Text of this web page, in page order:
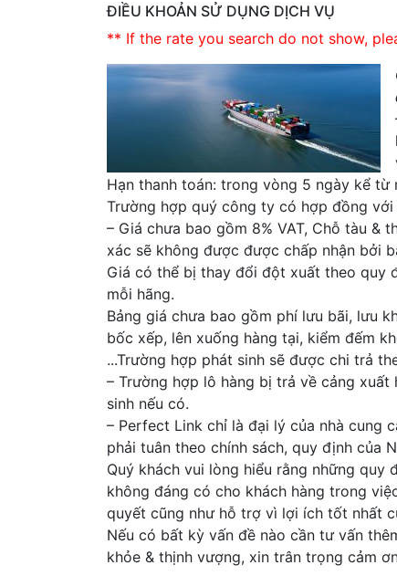
ĐIỀU KHOẢN SỬ DỤNG DỊCH VỤ
** If the rate you search do not show,
Hạn thanh toán: trong vòng 5 ngày kể từ
Trường hợp quý công ty có hợp đồng
– Giá chưa bao gồm 8% VAT, Chỗ tàu &
xác sẽ không được được chấp nhận bởi
Giá có thể bị thay đổi đột xuất theo quy
mỗi hãng.
Bảng giá chưa bao gồm phí lưu bãi, lưu
bốc xếp, lên xuống hàng tại, kiểm đếm
...Trường hợp phát sinh sẽ được chi trả
– Trường hợp lô hàng bị trả về cảng
sinh nếu có.
– Perfect Link chỉ là đại lý của nhà cung
phải tuân theo chính sách, quy định của
Quý khách vui lòng hiểu rằng những
không đáng có cho khách hàng trong
quyết cũng như hỗ trợ vì lợi ích tốt nhất
Nếu có bất kỳ vấn đề nào cần tư vấn
khỏe & thịnh vượng, xin trân trọng cảm